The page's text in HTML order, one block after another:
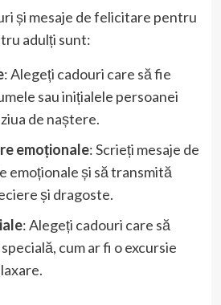
și mesaje de felicitare pentru
adulți sunt:
: Alegeți cadouri care să fie
sau inițialele persoanei
de naștere.
emoționale: Scrieți mesaje de
emoționale și să transmită
și dragoste.
: Alegeți cadouri care să
cum ar fi o excursie